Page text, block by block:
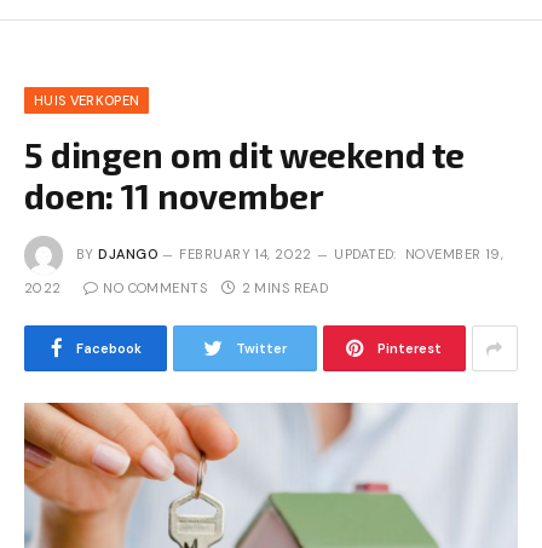
HUIS VERKOPEN
5 dingen om dit weekend te
doen: 11 november
BY DJANGO FEBRUARY 14, 2022 UPDATED: NOVEMBER 19,
2022 NO COMMENTS 2 MINS READ
Facebook Twitter Pinterest